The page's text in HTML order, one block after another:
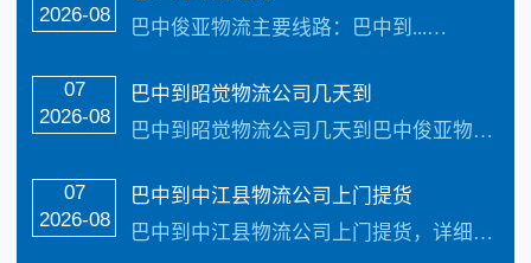
2026-08
巴中俊亚物流主要线路：巴中到...…
07
2026-08
巴中到昭觉物流公司几天到
巴中到昭觉物流公司几天到巴中俊亚物流主要...…
07
2026-08
巴中到中江县物流公司上门提货
巴中到中江县物流公司上门提货，详细来电咨...…